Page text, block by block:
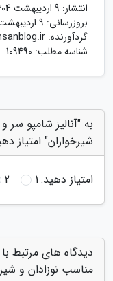
انتشار: 9 اردیبهشت 1404
بروزرسانی: 9 اردیبهشت 1404
گردآورنده:
شناسه مطلب: 109490
به "آنالیز شامپو
شیرخواران" امتیاز
امتیاز دهید:1
2
دیدگاه های مرتبط
مناسب نوزادان و